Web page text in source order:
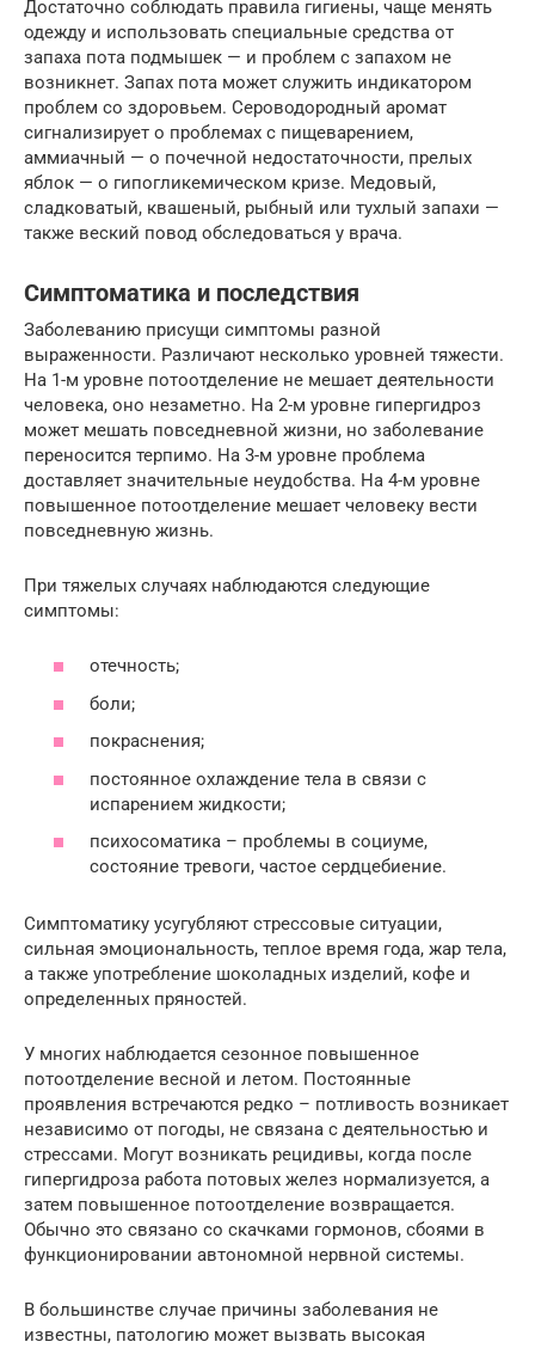
Достаточно соблюдать правила гигиены, чаще менять
одежду и использовать специальные средства от
запаха пота подмышек — и проблем с запахом не
возникнет. Запах пота может служить индикатором
проблем со здоровьем. Сероводородный аромат
сигнализирует о проблемах с пищеварением,
аммиачный — о почечной недостаточности, прелых
яблок — о гипогликемическом кризе. Медовый,
сладковатый, квашеный, рыбный или тухлый запахи —
также веский повод обследоваться у врача.
Симптоматика и последствия
Заболеванию присущи симптомы разной
выраженности. Различают несколько уровней тяжести.
На 1-м уровне потоотделение не мешает деятельности
человека, оно незаметно. На 2-м уровне гипергидроз
может мешать повседневной жизни, но заболевание
переносится терпимо. На 3-м уровне проблема
доставляет значительные неудобства. На 4-м уровне
повышенное потоотделение мешает человеку вести
повседневную жизнь.
При тяжелых случаях наблюдаются следующие
симптомы:
отечность;
боли;
покраснения;
постоянное охлаждение тела в связи с
испарением жидкости;
психосоматика – проблемы в социуме,
состояние тревоги, частое сердцебиение.
Симптоматику усугубляют стрессовые ситуации,
сильная эмоциональность, теплое время года, жар тела,
а также употребление шоколадных изделий, кофе и
определенных пряностей.
У многих наблюдается сезонное повышенное
потоотделение весной и летом. Постоянные
проявления встречаются редко – потливость возникает
независимо от погоды, не связана с деятельностью и
стрессами. Могут возникать рецидивы, когда после
гипергидроза работа потовых желез нормализуется, а
затем повышенное потоотделение возвращается.
Обычно это связано со скачками гормонов, сбоями в
функционировании автономной нервной системы.
В большинстве случае причины заболевания не
известны, патологию может вызвать высокая